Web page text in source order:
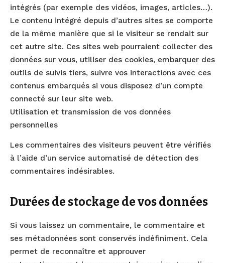
intégrés (par exemple des vidéos, images, articles…).
Le contenu intégré depuis d’autres sites se comporte
de la même manière que si le visiteur se rendait sur
cet autre site. Ces sites web pourraient collecter des
données sur vous, utiliser des cookies, embarquer des
outils de suivis tiers, suivre vos interactions avec ces
contenus embarqués si vous disposez d’un compte
connecté sur leur site web.
Utilisation et transmission de vos données
personnelles
Les commentaires des visiteurs peuvent être vérifiés
à l’aide d’un service automatisé de détection des
commentaires indésirables.
Durées de stockage de vos données
Si vous laissez un commentaire, le commentaire et
ses métadonnées sont conservés indéfiniment. Cela
permet de reconnaître et approuver